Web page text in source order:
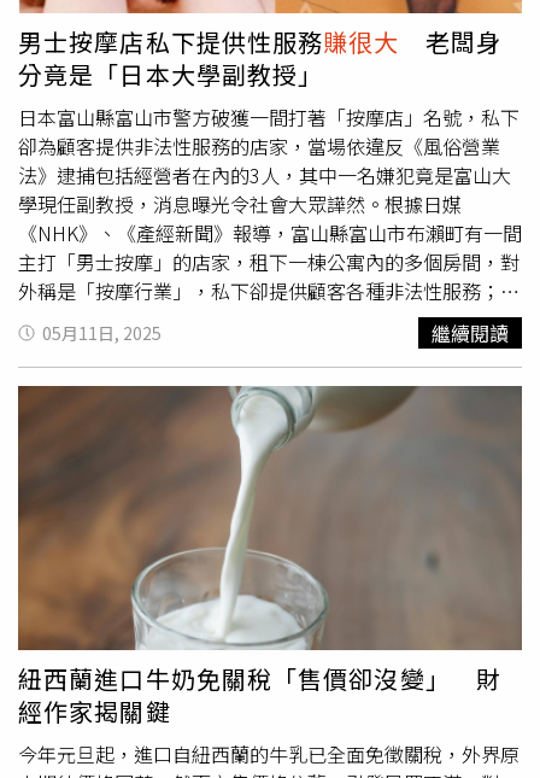
聘人員，非集團人員，因此用詞容易不慎，會請仲介加強教
育訓練！至於開價，一切回歸市場機制，仲介參考市價訂的
價格，如果沒有客戶買單，屋主開那麼高的價格也沒有用！
受央行第七波信用管制影響，2025年林口交易量腰斬，房
價進入盤整修正期，年跌幅約2~4.8%，但因AI園區等產業
支撐，表現相對新北其他蛋白區抗跌。（圖／林榮芳製表）
待候補；第2間是當地第二大建商達馬克（DAMAC）與切爾
西足球俱樂部（Chelsea）聯名所蓋的建案，價格為240萬
迪拉姆（約新台幣1933萬元），但她將與700人爭搶200個
名額，要等到26日才會知道結果。愛莉莎莎在泰國置產後，
近期將與近700人爭取200個入住位於杜拜達馬克、切爾西
聯名的建案。（圖／翻攝自愛莉莎莎YouTube）第3間房子
則是位於阿布達比的Yas Island，由當地第一大建商阿爾德
（Aldar）與華爾道夫酒店（Waldorf）聯名所蓋，售價更高
達約新台幣4800萬元，已經確定與朋友合資買下一間3房的
海景公寓。影片底下吸引許多網友熱烈討論，有的讚賞愛莉
莎莎投資頭腦，也有不少人震驚她
，「買了又買，愛
莉莎莎太猛了」、「從莎莎推出線上課程，就知道她很有賺
錢頭腦」、「好奇愛莉莎莎到底賺多少，讓她可以這樣一直
男士按摩店私下提供性服務賺很大 老闆身
分竟是「日本大學副教授」
日本富山縣富山市警方破獲一間打著「按摩店」名號，私下
卻為顧客提供非法性服務的店家，當場依違反《風俗營業
法》逮捕包括經營者在內的3人，其中一名嫌犯竟是富山大
學現任副教授，消息曝光令社會大眾譁然。根據日媒
《NHK》、《產經新聞》報導，富山縣富山市布瀨町有一間
主打「男士按摩」的店家，租下一棟公寓內的多個房間，對
外稱是「按摩行業」，私下卻提供顧客各種非法性服務；該
店家名為「富山メンズエステKOMOREBI」，從店家網站
頁面顯示，有多位女員工可挑選，即便臉都被遮住，下方仍
清楚寫下年齡、三圍和服務時間。該店自3年起就開始進行
違法性服務，業者還祭出不同時段有各種優惠方案，像是上
午9時至下午3時屬折扣時段，標準服務120分鐘為2.1萬日
圓（約台幣4410元）；顧客選擇「近距離接觸」服務，120
分鐘則加價變成2.3萬日圓（約台幣4830元）。近年來該店
的月營收，就高達1000日圓（約台幣210萬元）。富山縣警
方近期接獲消息，在10日下午1時10分按摩店內有女員工正
在為男顧客提供性服務，警方當場將19歲女員工依違反《風
俗營業法》現行犯逮捕；後續況大追查後，今（11）日同應
依違反《風俗營業法》逮捕經營者39歲男子宮崎稔之，及參
與經營的49歲瀧谷弘，最令人詫異的是，瀧谷弘目前還是富
山大學副教授。目前警方並未透露2名經營者是否認罪，但
表示不排除該店部分營收可能流入「匿名‧流動型犯罪集
團」，懷疑有成員藉此牟利，將進一步深入調查資金流向，
05月11日, 2025 繼續閱讀
紐西蘭進口牛奶免關稅「售價卻沒變」 財
經作家揭關鍵
今年元旦起，進口自紐西蘭的牛乳已全面免徵關稅，外界原